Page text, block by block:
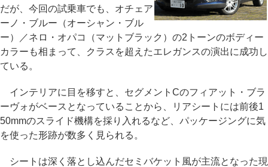
だが、今回の試乗車でも、オチェア
ーノ・ブルー（オーシャン・ブル
ー）／ネロ・オパコ（マットブラック）の2トーンのボディー
カラーも相まって、クラスを超えたエレガンスの演出に成功し
ている。
インテリアに目を移すと、セグメントCのフィアット・ブラ
ーヴォがベースとなっていることから、リアシートには前後1
50mmのスライド機構を採り入れるなど、パッケージングに気
を使った形跡が数多く見られる。
シートは深く落とし込んだセミバケット風が主流となった現